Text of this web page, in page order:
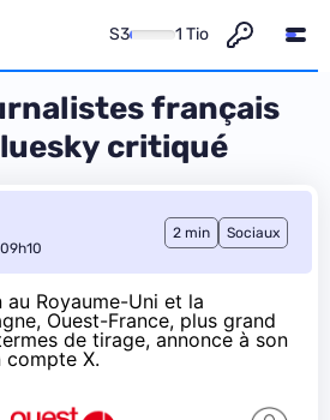
S3 1 Tio
français
critiqué
2 min Sociaux
au Royaume-Uni et la
Ouest-France, plus grand
de tirage, annonce à son
compte X.